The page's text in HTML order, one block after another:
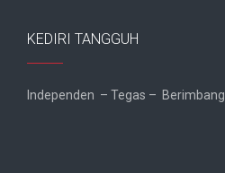
KEDIRI TANGGUH
Independen – Tegas – Berimbang